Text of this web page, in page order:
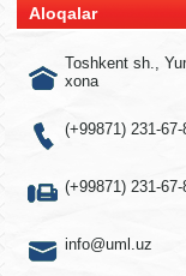
Aloqalar
Toshkent sh.,
xona
(+99871) 231-67-
(+99871) 231-67-
info@uml.uz